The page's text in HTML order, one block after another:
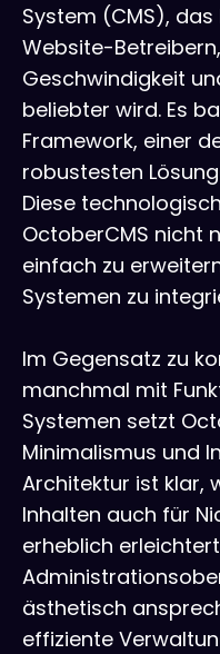
System (CMS),
Website-
Geschwindigkeit
beliebter wird. Es
Framework, einer
robustesten
Diese
OctoberCMS nicht
einfach zu
Systemen zu
Im Gegensatz zu
manchmal mit
Systemen setzt
Minimalismus und
Architektur ist klar,
Inhalten auch für
erheblich
ästhetisch
effiziente